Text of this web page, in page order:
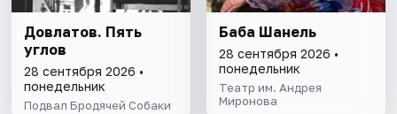
Довлатов. Пять
углов
28 сентября 2026 •
понедельник
Подвал Бродячей Собаки
Баба Шанель
28 сентября 2026 •
понедельник
Театр им. Андрея
Миронова